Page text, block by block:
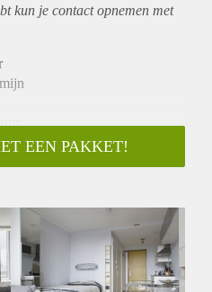
kun je contact opnemen met
EEN PAKKET!